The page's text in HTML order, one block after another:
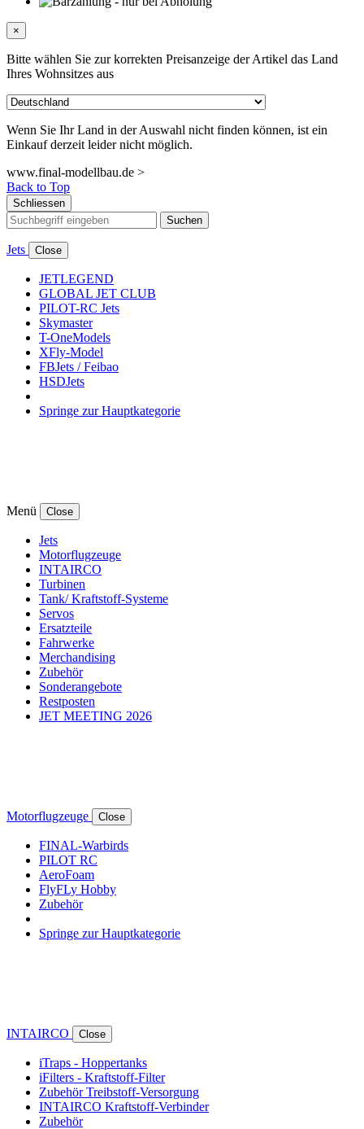
×
Bitte wählen Sie zur korrekten Preisanzeige der Artikel das Land
Ihres Wohnsitzes aus
Wenn Sie Ihr Land in der Auswahl nicht finden können, ist ein
Einkauf derzeit leider nicht möglich.
www.final-modellbau.de >
Back to Top
Schliessen
Suchen
Jets Close
JETLEGEND
GLOBAL JET CLUB
PILOT-RC Jets
Skymaster
T-OneModels
XFly-Model
FBJets / Feibao
HSDJets
Springe zur Hauptkategorie
Menü Close
Jets
Motorflugzeuge
INTAIRCO
Turbinen
Tank/ Kraftstoff-Systeme
Servos
Ersatzteile
Fahrwerke
Merchandising
Zubehör
Sonderangebote
Restposten
JET MEETING 2026
Motorflugzeuge Close
FINAL-Warbirds
PILOT RC
AeroFoam
FlyFLy Hobby
Zubehör
Springe zur Hauptkategorie
INTAIRCO Close
iTraps - Hoppertanks
iFilters - Kraftstoff-Filter
Zubehör Treibstoff-Versorgung
INTAIRCO Kraftstoff-Verbinder
Zubehör